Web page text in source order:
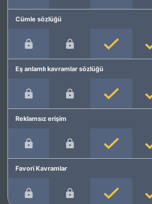
Cümle sözlüğü
Eş anlamlı kavramlar sözlüğü
Reklamsız erişim
Favori Kavramlar